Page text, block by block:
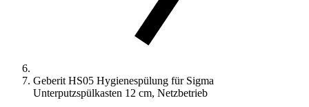
Geberit HS05 Hygienespülung für Sigma
Unterputzspülkasten 12 cm, Netzbetrieb